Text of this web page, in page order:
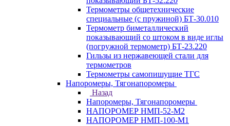
Термометры общетехнические
специальные (с пружиной) БТ-30.010
Термометр биметаллический
показывающий со штоком в виде иглы
(погружной термометр) БТ-23.220
Гильзы из нержавеющей стали для
термометров
Термометры самопишущие ТГС
Напоромеры, Тягонапоромеры
Назад
Напоромеры, Тягонапоромеры
НАПОРОМЕР НМП-52-М2
НАПОРОМЕР НМП-100-М1